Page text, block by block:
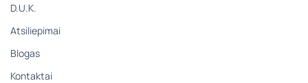
D.U.K.
Atsiliepimai
Blogas
Kontaktai